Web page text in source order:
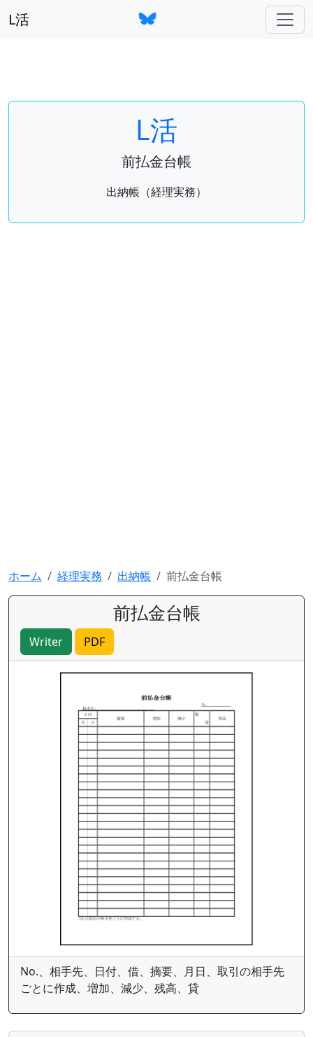
L活
L活
前払金台帳
出納帳（経理実務）
ホーム 経理実務 出納帳 前払金台帳
前払金台帳
Writer PDF
No.、相手先、日付、借、摘要、月日、取引の相手先
ごとに作成、増加、減少、残高、貸